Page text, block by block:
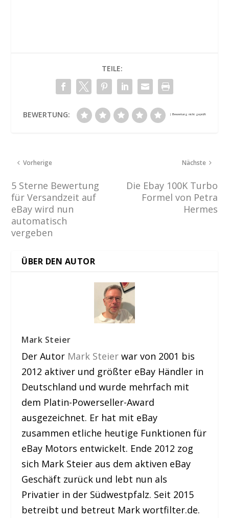
TEILE:
BEWERTUNG:
Vorherige
5 Sterne Bewertung
für Versandzeit auf
eBay wird nun
automatisch
vergeben
Nächste
Die Ebay 100K Turbo
Formel von Petra
Hermes
ÜBER DEN AUTOR
Mark Steier
Der Autor Mark Steier war von 2001 bis
2012 aktiver und größter eBay Händler in
Deutschland und wurde mehrfach mit
dem Platin-Powerseller-Award
ausgezeichnet. Er hat mit eBay
zusammen etliche heutige Funktionen für
eBay Motors entwickelt. Ende 2012 zog
sich Mark Steier aus dem aktiven eBay
Geschäft zurück und lebt nun als
Privatier in der Südwestpfalz. Seit 2015
betreibt und betreut Mark wortfilter.de.